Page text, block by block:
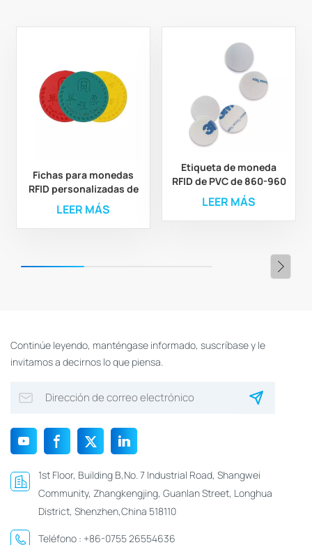
Fichas para monedas
RFID personalizadas de
20 mm, 22 mm y 30 mm,
ABS, 13,56 MHz y 125
KHz, para metro
LEER MÁS
Etiqueta de moneda
RFID de PVC de 860-960
MHz y 13,56 MHz, tarjeta
de moneda RFID de 125
Khz
LEER MÁS
Continúe leyendo, manténgase informado, suscríbase y le
invitamos a decirnos lo que piensa.
1st Floor, Building B,No. 7 Industrial Road, Shangwei
Community, Zhangkengjing, Guanlan Street, Longhua
District, Shenzhen,China 518110
Teléfono : +86-0755 26554636